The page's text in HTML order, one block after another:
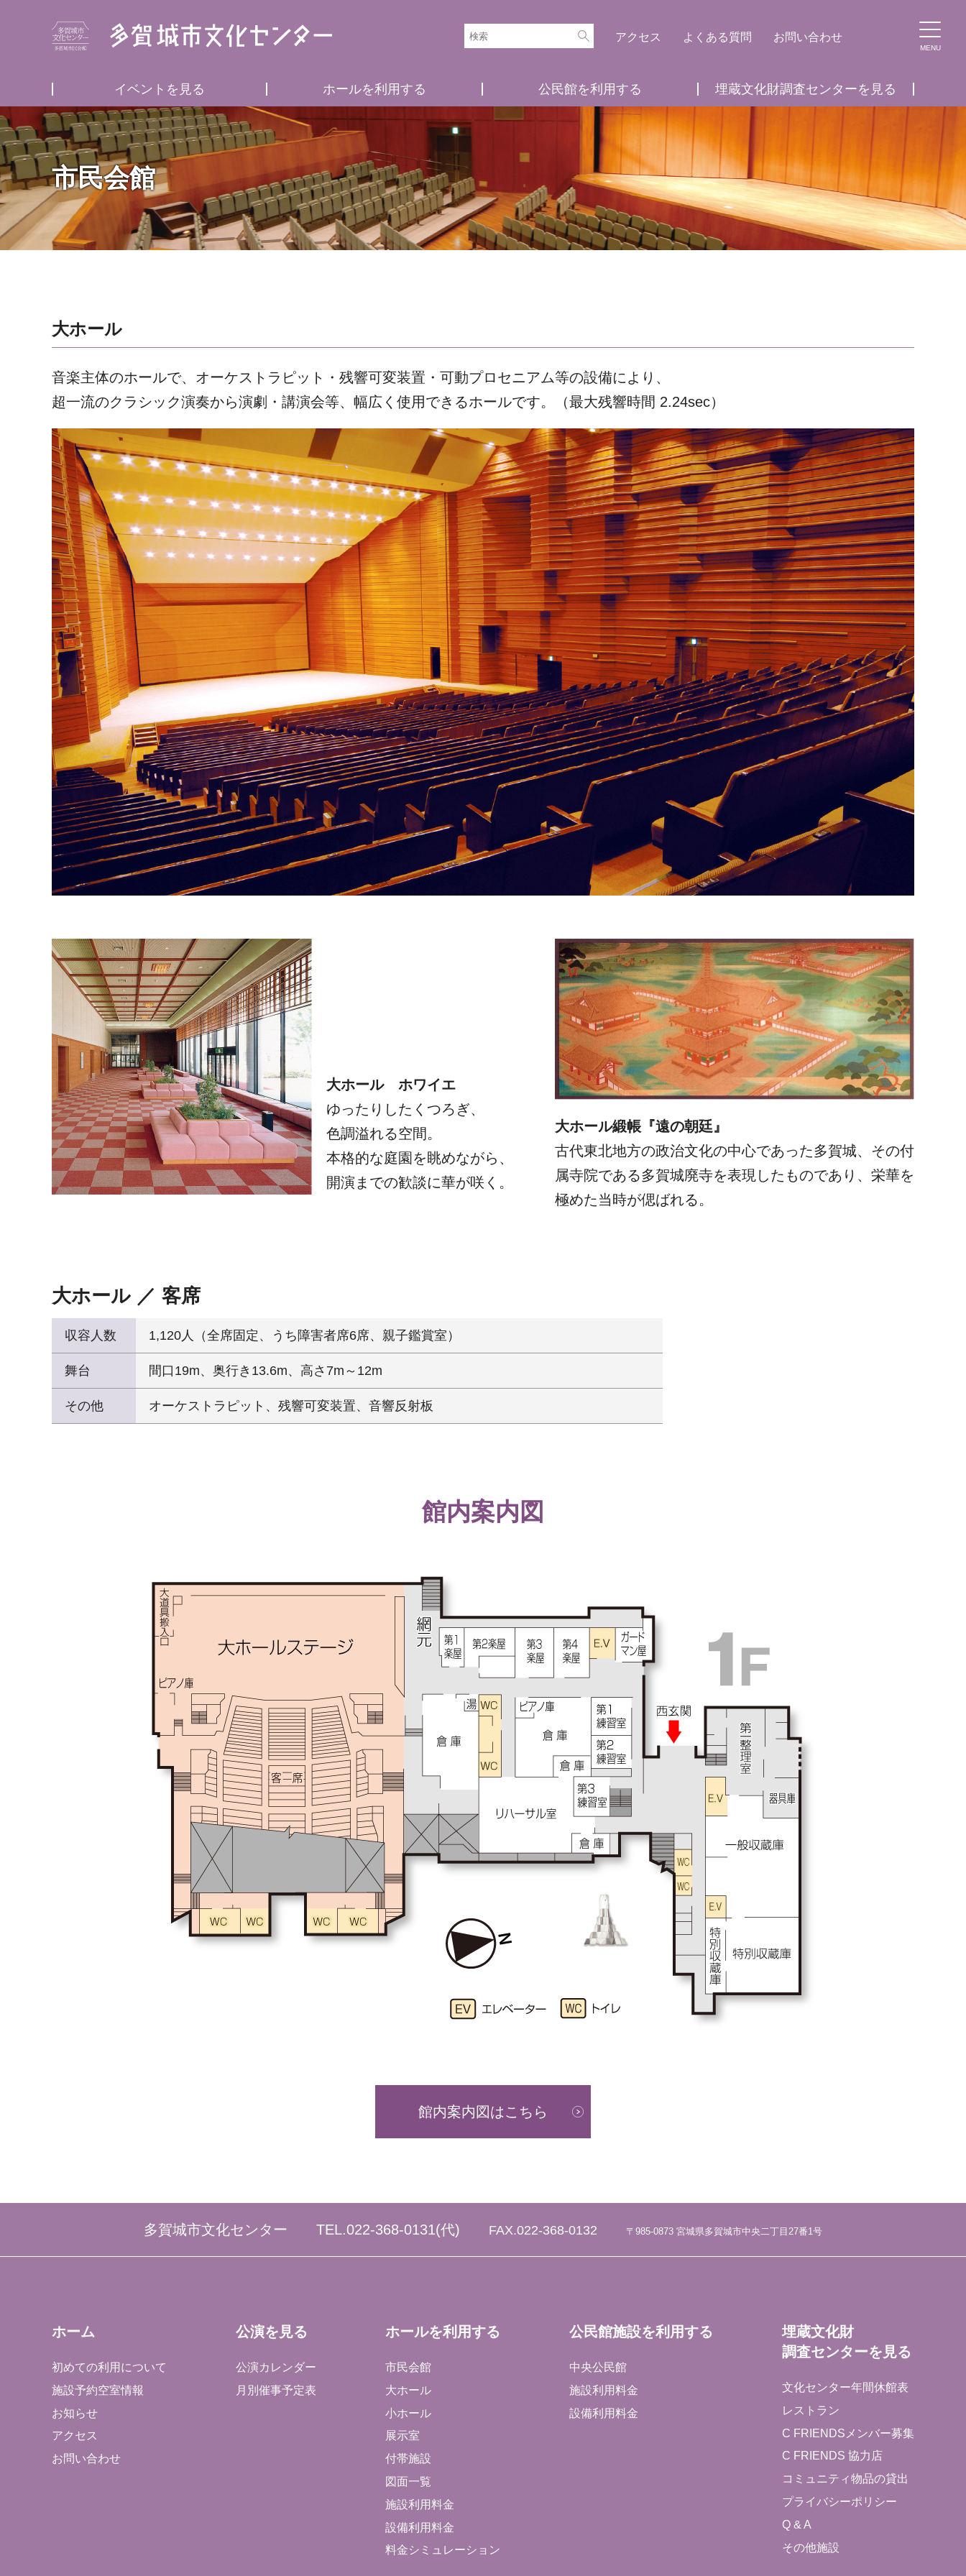
アクセス よくある質問 お問い合わせ
イベントを見る ホールを利用する 公民館を利用する 埋蔵文化財調査センターを見る
MENU
市民会館
大ホール
音楽主体のホールで、オーケストラピット・残響可変装置・可動プロセニアム等の設備により、
超一流のクラシック演奏から演劇・講演会等、幅広く使用できるホールです。（最大残響時間 2.24sec）
大ホール ホワイエ
ゆったりしたくつろぎ、
色調溢れる空間。
本格的な庭園を眺めながら、
開演までの歓談に華が咲く。
大ホール緞帳『遠の朝廷』
古代東北地方の政治文化の中心であった多賀城、その付
属寺院である多賀城廃寺を表現したものであり、栄華を
極めた当時が偲ばれる。
大ホール ／ 客席
収容人数 1,120人（全席固定、うち障害者席6席、親子鑑賞室）
舞台 間口19m、奥行き13.6m、高さ7m～12m
その他 オーケストラピット、残響可変装置、音響反射板
館内案内図
館内案内図はこちら
多賀城市文化センター TEL.022-368-0131(代) FAX.022-368-0132 〒985-0873 宮城県多賀城市中央二丁目27番1号
ホーム
初めての利用について
施設予約空室情報
お知らせ
アクセス
お問い合わせ
公演を見る
公演カレンダー
月別催事予定表
ホールを利用する
市民会館
大ホール
小ホール
展示室
付帯施設
図面一覧
施設利用料金
設備利用料金
料金シミュレーション
公民館施設を利用する
中央公民館
施設利用料金
設備利用料金
埋蔵文化財
調査センターを見る
文化センター年間休館表
レストラン
C FRIENDSメンバー募集
C FRIENDS 協力店
コミュニティ物品の貸出
プライバシーポリシー
Q & A
その他施設